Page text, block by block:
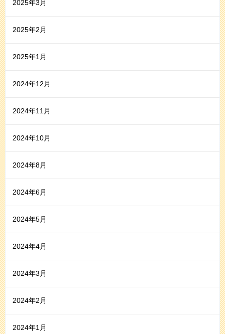
2025年3月
2025年2月
2025年1月
2024年12月
2024年11月
2024年10月
2024年8月
2024年6月
2024年5月
2024年4月
2024年3月
2024年2月
2024年1月